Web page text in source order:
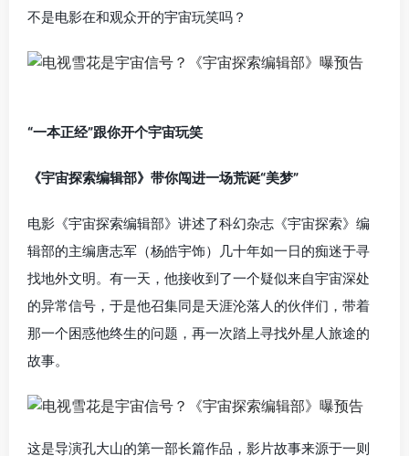
不是电影在和观众开的宇宙玩笑吗？
“一本正经”跟你开个宇宙玩笑
《宇宙探索编辑部》带你闯进一场荒诞“美梦”
电影《宇宙探索编辑部》讲述了科幻杂志《宇宙探索》编
辑部的主编唐志军（杨皓宇饰）几十年如一日的痴迷于寻
找地外文明。有一天，他接收到了一个疑似来自宇宙深处
的异常信号，于是他召集同是天涯沦落人的伙伴们，带着
那一个困惑他终生的问题，再一次踏上寻找外星人旅途的
故事。
这是导演孔大山的第一部长篇作品，影片故事来源于一则